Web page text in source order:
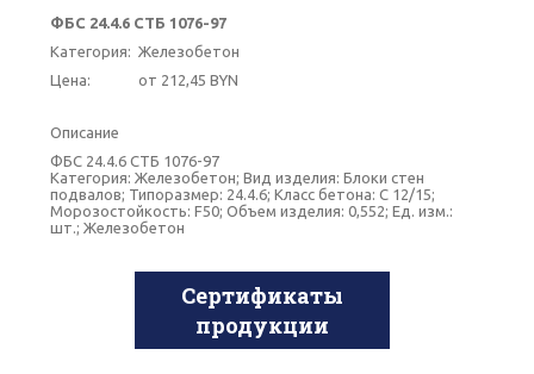
ФБС 24.4.6 СТБ 1076-97
Категория: Железобетон
Цена:
от 212,45 BYN
Описание
ФБС 24.4.6 СТБ 1076-97
Категория: Железобетон; Вид изделия: Блоки стен
подвалов; Типоразмер: 24.4.6; Класс бетона: C 12/15;
Морозостойкость: F50; Объем изделия: 0,552; Ед. изм.:
шт.; Железобетон
Сертификаты
продукции